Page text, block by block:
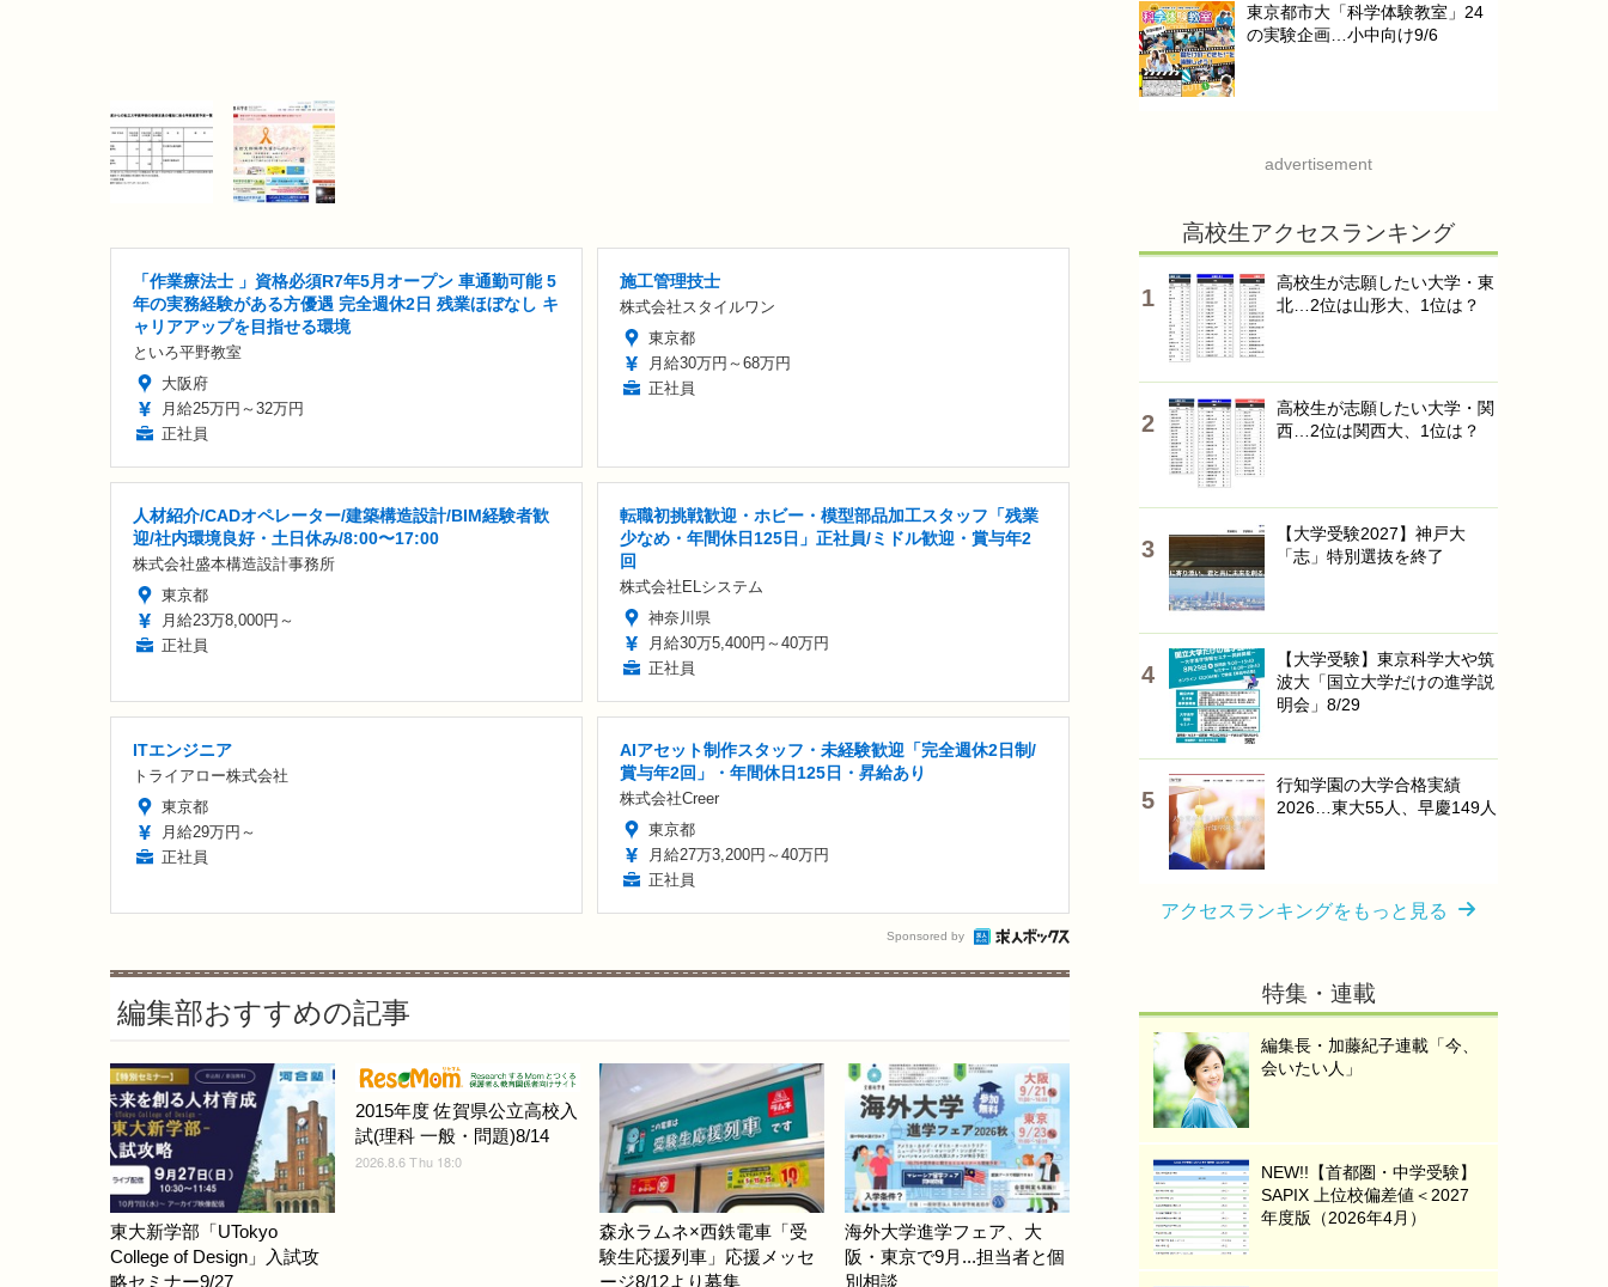
「作業療法士 」資格必須R7年5月オープン 車通勤可能 5
年の実務経験がある方優遇 完全週休2日 残業ほぼなし キ
ャリアアップを目指せる環境
といろ平野教室
大阪府
月給25万円～32万円
正社員
施工管理技士
株式会社スタイルワン
東京都
月給30万円～68万円
正社員
人材紹介/CADオペレーター/建築構造設計/BIM経験者歓
迎/社内環境良好・土日休み/8:00〜17:00
株式会社盛本構造設計事務所
東京都
月給23万8,000円～
正社員
転職初挑戦歓迎・ホビー・模型部品加工スタッフ「残業
少なめ・年間休日125日」正社員/ミドル歓迎・賞与年2
回
株式会社ELシステム
神奈川県
月給30万5,400円～40万円
正社員
ITエンジニア
トライアロー株式会社
東京都
月給29万円～
正社員
AIアセット制作スタッフ・未経験歓迎「完全週休2日制/
賞与年2回」・年間休日125日・昇給あり
株式会社Creer
東京都
月給27万3,200円～40万円
正社員
Sponsored by
編集部おすすめの記事
東大新学部「UTokyo
College of Design」入試攻
略セミナー9/27
2015年度 佐賀県公立高校入
試(理科 一般・問題)8/14
2026.8.6 Thu 18:0
森永ラムネ×西鉄電車「受
験生応援列車」応援メッセ
ージ8/12より募集
海外大学進学フェア、大
阪・東京で9月...担当者と個
別相談
東京都市大「科学体験教室」24
の実験企画…小中向け9/6
advertisement
高校生アクセスランキング
高校生が志願したい大学・東
北…2位は山形大、1位は？
高校生が志願したい大学・関
西…2位は関西大、1位は？
【大学受験2027】神戸大
「志」特別選抜を終了
【大学受験】東京科学大や筑
波大「国立大学だけの進学説
明会」8/29
行知学園の大学合格実績
2026…東大55人、早慶149人
アクセスランキングをもっと見る
特集・連載
編集長・加藤紀子連載「今、
会いたい人」
NEW!!【首都圏・中学受験】
SAPIX 上位校偏差値＜2027
年度版（2026年4月）